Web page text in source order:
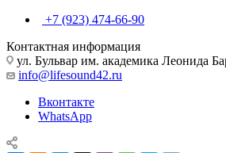
+7 (923) 474-66-90
Контактная информация
ул. Бульвар им. академика Леонида
info@lifesound42.ru
Вконтакте
WhatsApp